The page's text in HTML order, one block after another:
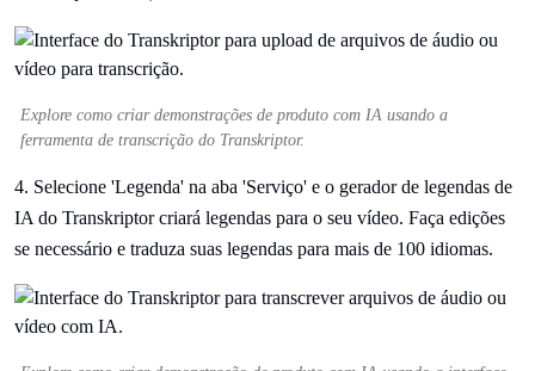
Explore como criar demonstrações de produto com IA usando a
ferramenta de transcrição do Transkriptor.
4. Selecione 'Legenda' na aba 'Serviço' e o gerador de legendas de
IA do Transkriptor criará legendas para o seu vídeo. Faça edições
se necessário e traduza suas legendas para mais de 100 idiomas.